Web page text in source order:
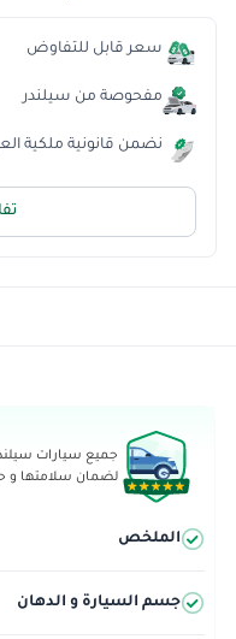
سعر قابل للتفاوض
مفحوصة من سيلندر
نضمن قانونية ملكية
جميع سيارات
لضمان سلامتها و
الملخص
جسم السيارة و الدهان